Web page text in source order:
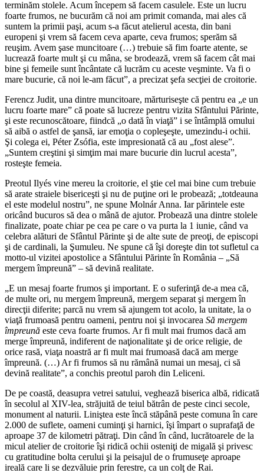
terminăm stolele. Acum începem să facem casulele. Este un lucru
foarte frumos, ne bucurăm că noi am primit comanda, mai ales că
suntem la primii paşi, acum s-a făcut atelierul acesta, din bani
europeni şi vrem să facem ceva aparte, ceva frumos; sperăm să
reuşim. Avem şase muncitoare (…) trebuie să fim foarte atente, se
lucrează foarte mult şi cu mâna, se brodează, vrem să facem cât mai
bine şi femeile sunt încântate că lucrăm cu aceste veşminte. Va fi o
mare bucurie, că noi le-am făcut”, a precizat şefa secţiei de croitorie.
Ferencz Judit, una dintre muncitoare, mărturiseşte că pentru ea „e un
lucru foarte mare” că poate să lucreze pentru vizita Sfântului Părinte,
şi este recunoscătoare, fiindcă „o dată în viaţă” i se întâmplă omului
să aibă o astfel de şansă, iar emoţia o copleşeşte, umezindu-i ochii.
Şi colega ei, Péter Zsófia, este impresionată că au „fost alese”.
„Suntem creştini şi simţim mai mare bucurie din lucrul acesta”,
rosteşte femeia.
Preotul Ilyés vine mereu la croitorie, el ştie cel mai bine cum trebuie
să arate straiele bisericeşti şi nu de puţine ori le probează; „totdeauna
el este modelul nostru”, ne spune Molnár Anna. Iar părintele este
oricând bucuros să dea o mână de ajutor. Probează una dintre stolele
finalizate, poate chiar pe cea pe care o va purta la 1 iunie, când va
celebra alături de Sfântul Părinte şi de alte sute de preoţi, de episcopi
şi de cardinali, la Şumuleu. Ne spune că îşi doreşte din tot sufletul ca
motto-ul vizitei apostolice a Sfântului Părinte în România – „Să
mergem împreună” – să devină realitate.
„E un mesaj foarte frumos şi important. E o suferinţă de-a mea că,
de multe ori, nu mergem împreună, mergem separat şi mergem în
direcţii diferite; parcă nu vrem să ajungem tot acolo, la unitate, la o
viaţă frumoasă pentru oameni, pentru noi şi invocarea Să mergem
împreună este ceva foarte frumos. Ar fi mult mai frumos dacă am
merge împreună, indiferent de naţionalitate şi de orice religie, de
orice rasă, viaţa noastră ar fi mult mai frumoasă dacă am merge
împreună. (…) Ar fi frumos să nu rămână numai un mesaj, ci să
devină realitate”, a conchis preotul paroh din Leliceni.
De pe coastă, deasupra vetrei satului, veghează biserica albă, ridicată
în secolul al XIV-lea, străjuită de teiul bătrân de peste cinci secole,
monument al naturii. Liniştea este încă stăpână peste comuna în care
2.000 de suflete, oameni cuminţi şi harnici, îşi împart o suprafaţă de
aproape 37 de kilometri pătraţi. Din când în când, lucrătoarele de la
micul atelier de croitorie îşi ridică ochii osteniţi de migală şi privesc
cu gratitudine bolta cerului şi la peisajul de o frumuseţe aproape
ireală care li se dezvăluie prin ferestre, ca un colţ de Rai.